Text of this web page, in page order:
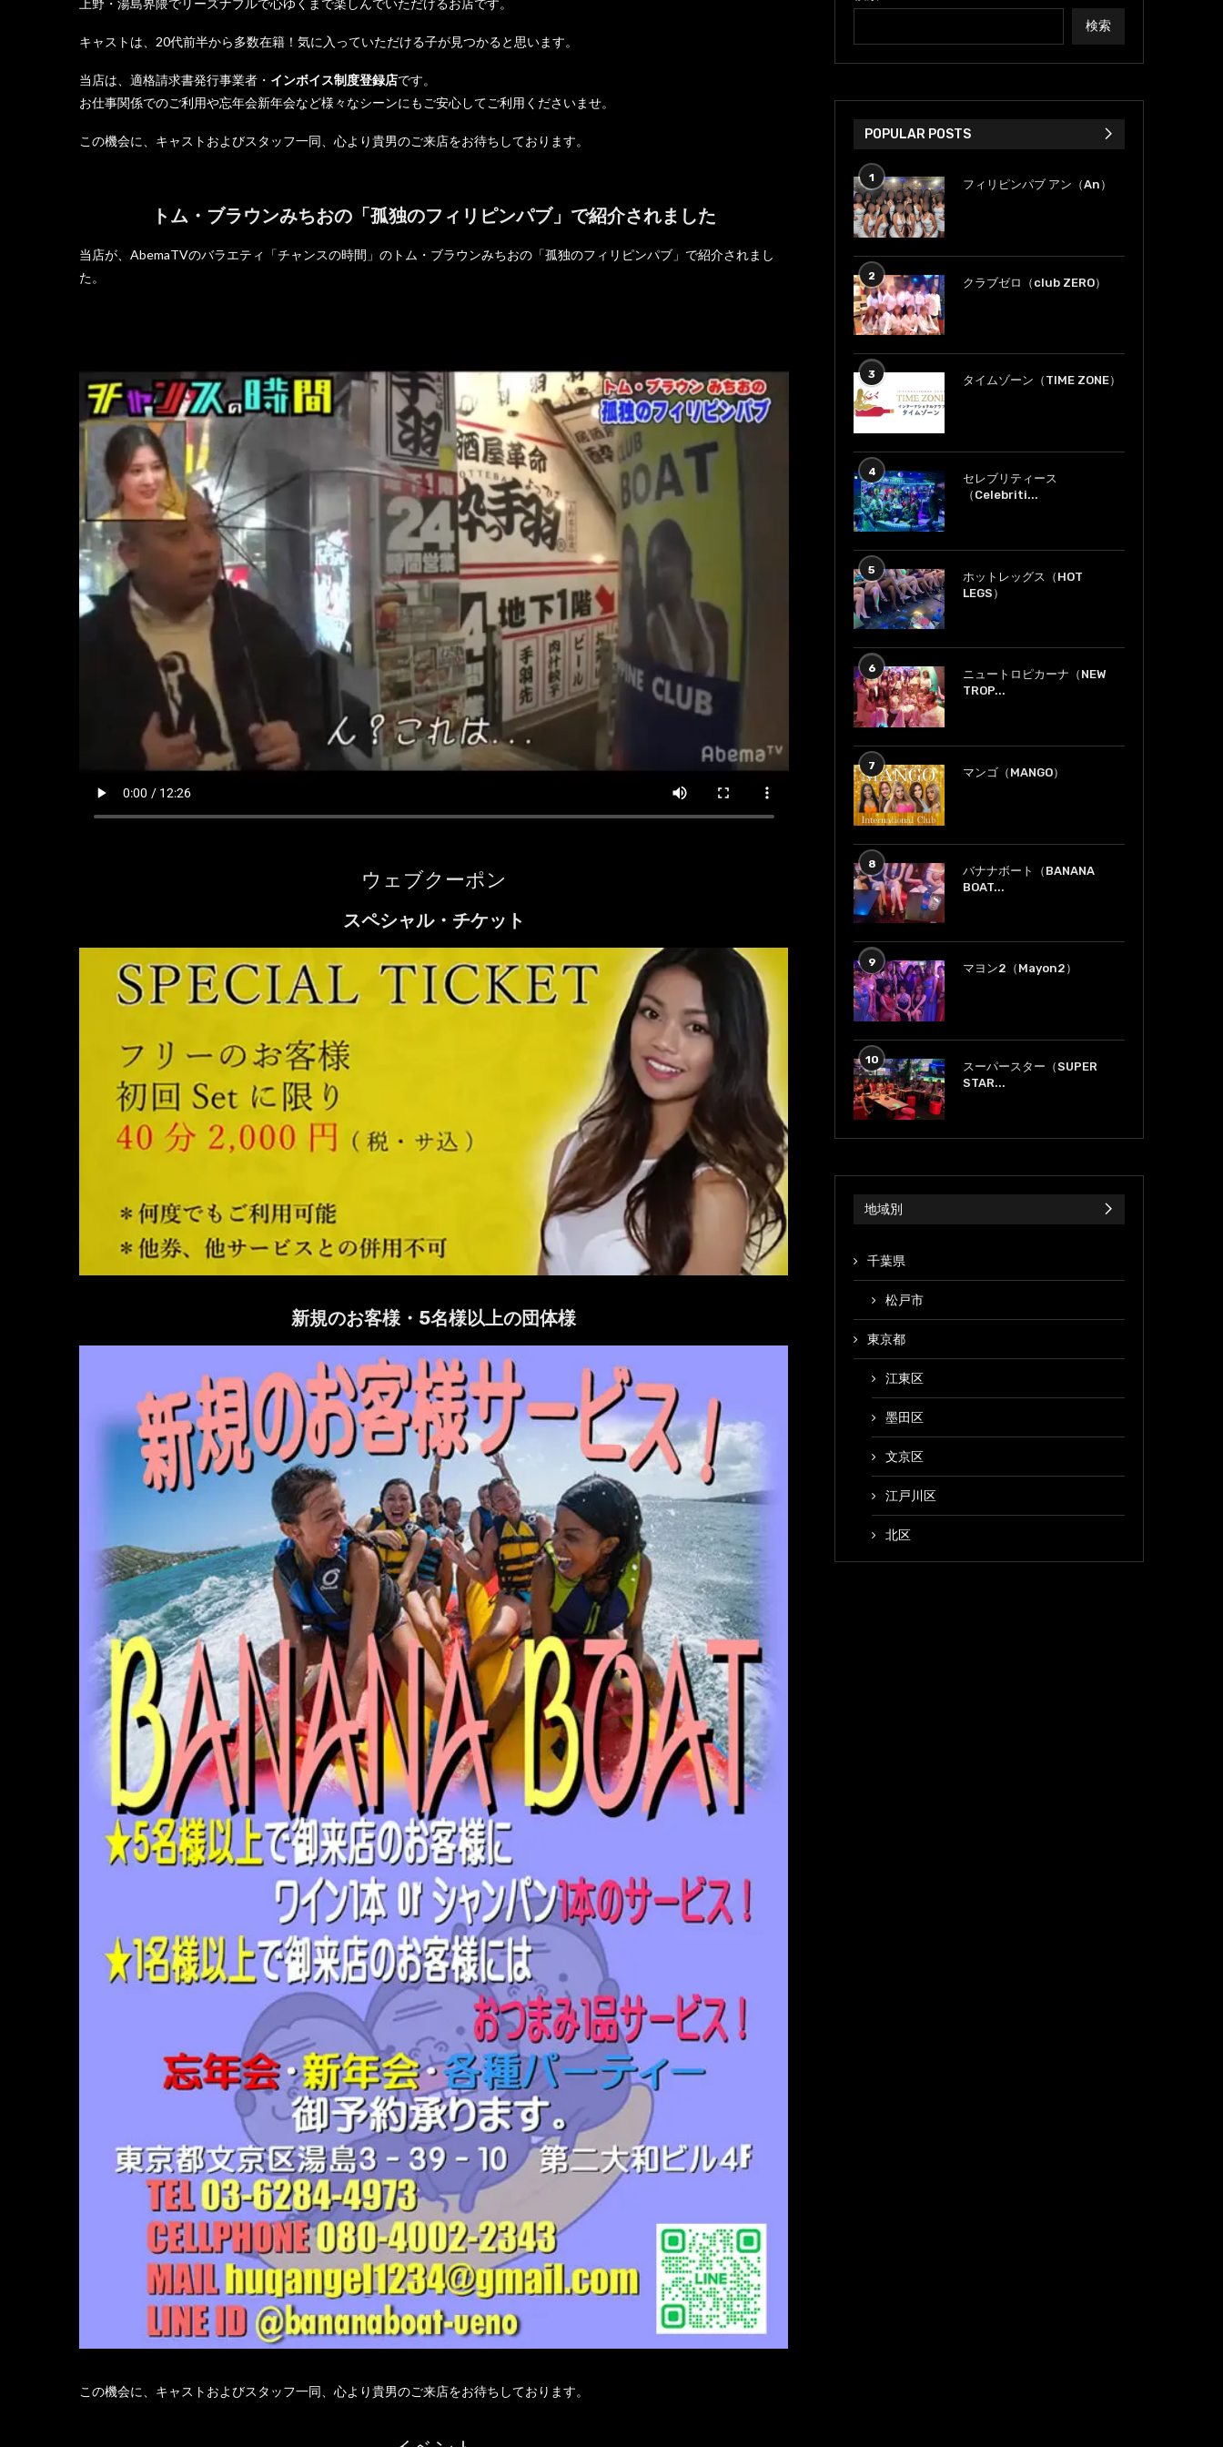
上野・湯島界隈でリーズナブルで心ゆくまで楽しんでいただけるお店です。
キャストは、20代前半から多数在籍！気に入っていただける子が見つかると思います。
当店は、適格請求書発行事業者・ インボイス制度登録店です。
お仕事関係でのご利用や忘年会新年会など様々なシーンにもご安心してご利用くださいませ。
この機会に、キャストおよびスタッフ一同、心より貴男のご来店をお待ちしております。
トム・ブラウンみちおの「孤独のフィリピンパブ」で紹介されました
当店が、AbemaTVのバラエティ「チャンスの時間」のトム・ブラウンみちおの「孤独のフィリピンパブ」で紹介されまし
た。
ウェブクーポン
スペシャル・チケット
新規のお客様・5名様以上の団体様
この機会に、キャストおよびスタッフ一同、心より貴男のご来店をお待ちしております。
検索
POPULAR POSTS
1 フィリピンパブ アン（An）
2 クラブゼロ（club ZERO）
3 タイムゾーン（TIME ZONE）
4
セレブリティース
（Celebriti...
5
ホットレッグス（HOT
LEGS）
6
ニュートロピカーナ（NEW
TROP...
7 マンゴ（MANGO）
8
バナナボート（BANANA
BOAT...
9 マヨン2（Mayon2）
10
スーパースター（SUPER
STAR...
地域別
千葉県
松戸市
東京都
江東区
墨田区
文京区
江戸川区
北区